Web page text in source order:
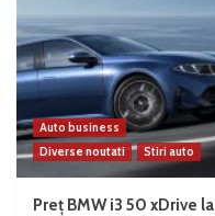
Auto business
Diverse noutati
Stiri auto
Preț BMW i3 50 xDrive la